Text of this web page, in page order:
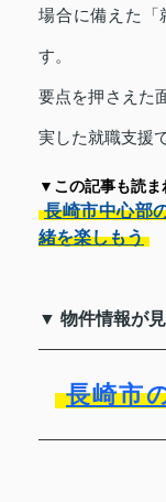
場合に備えた「
す。
要点を押さえた
実した就職支援
▼この記事も読ま
長崎市中心部
緒を楽しもう
▼ 物件情報が
長崎市